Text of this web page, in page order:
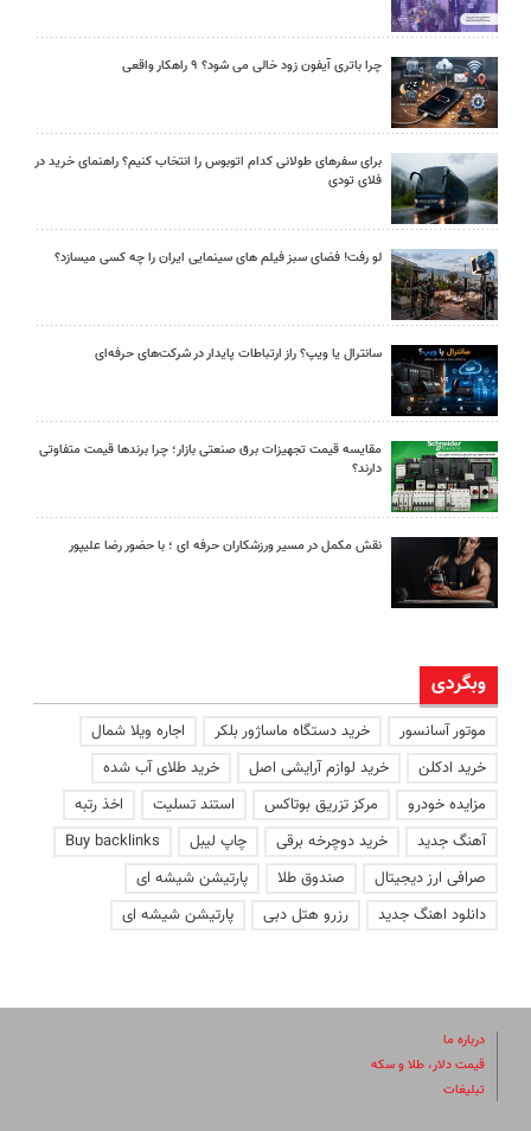
چرا باتری آیفون زود خالی می شود؟ ۹ راهکار واقعی
برای سفرهای طولانی کدام اتوبوس را انتخاب کنیم؟ راهنمای خرید در
فلای تودی
لو رفت! فضای سبز فیلم های سینمایی ایران را چه کسی میسازد؟
سانترال یا ویپ؟ راز ارتباطات پایدار در شرکت‌های حرفه‌ای
مقایسه قیمت تجهیزات برق صنعتی بازار؛ چرا برندها قیمت متفاوتی
دارند؟
نقش مکمل در مسیر ورزشکاران حرفه ای ؛ با حضور رضا علیپور
وبگردی
موتور آسانسور خرید دستگاه ماساژور بلکر
اجاره ویلا شمال
خرید ادکلن
خرید لوازم آرایشی اصل
خرید طلای آب شده
مزایده خودرو
مرکز تزریق بوتاکس استند تسلیت
اخذ رتبه
آهنگ جدید
خرید دوچرخه برقی چاپ لیبل
Buy backlinks
صرافی ارز دیجیتال
صندوق طلا
پارتیشن شیشه ای
دانلود اهنگ جدید
رزرو هتل دبی پارتیشن شیشه ای
درباره ما
قیمت دلار، طلا و سکه
تبلیغات